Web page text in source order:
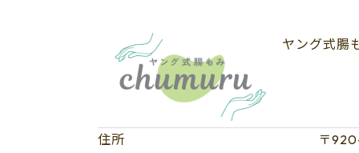
ヤング式腸
住所
〒